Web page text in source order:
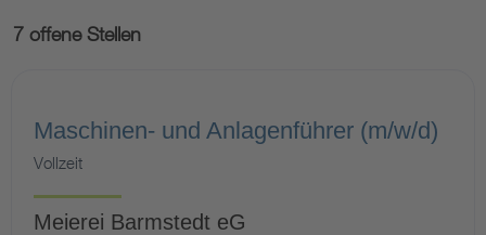
7 offene Stellen
Maschinen- und Anlagenführer (m/w/d)
Vollzeit
Meierei Barmstedt eG